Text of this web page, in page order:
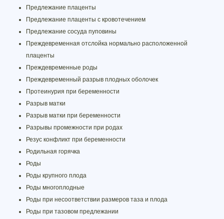
Предлежание плаценты
Предлежание плаценты с кровотечением
Предлежание сосуда пуповины
Преждевременная отслойка нормально расположенной
плаценты
Преждевременные роды
Преждевременный разрыв плодных оболочек
Протеинурия при беременности
Разрыв матки
Разрыв матки при беременности
Разрывы промежности при родах
Резус конфликт при беременности
Родильная горячка
Роды
Роды крупного плода
Роды многоплодные
Роды при несоответствии размеров таза и плода
Роды при тазовом предлежании